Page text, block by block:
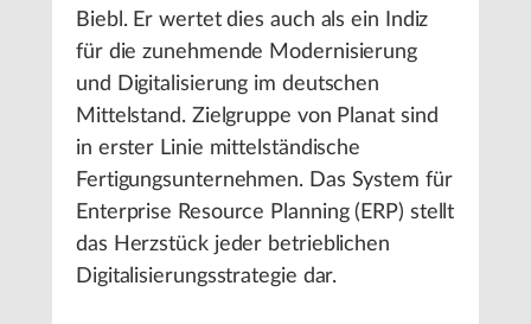
Biebl. Er wertet dies auch als ein Indiz
für die zunehmende Modernisierung
und Digitalisierung im deutschen
Mittelstand. Zielgruppe von Planat sind
in erster Linie mittelständische
Fertigungsunternehmen. Das System für
Enterprise Resource Planning (ERP) stellt
das Herzstück jeder betrieblichen
Digitalisierungsstrategie dar.